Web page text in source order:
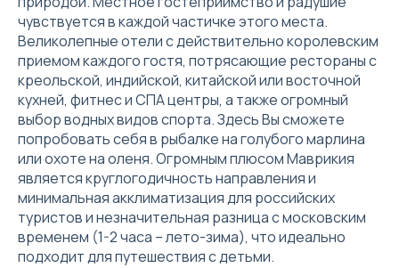
чувствуется в каждой частичке этого места.
Великолепные отели с действительно королевским
приемом каждого гостя, потрясающие рестораны с
креольской, индийской, китайской или восточной
кухней, фитнес и СПА центры, а также огромный
выбор водных видов спорта. Здесь Вы сможете
попробовать себя в рыбалке на голубого марлина
или охоте на оленя. Огромным плюсом Маврикия
является круглогодичность направления и
минимальная акклиматизация для российских
туристов и незначительная разница с московским
временем (1-2 часа – лето-зима), что идеально
подходит для путешествия с детьми.